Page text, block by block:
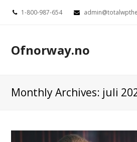
1-800-987-654
Ofnorway.no
Monthly Archives: juli